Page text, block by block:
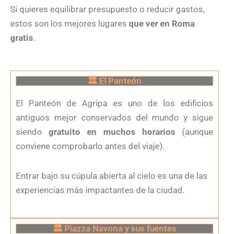
Si quieres equilibrar presupuesto o reducir gastos,
estos son los mejores lugares que ver en Roma
gratis.
🏛 El Panteón
El Panteón de Agripa es uno de los edificios
antiguos mejor conservados del mundo y sigue
siendo gratuito en muchos horarios (aunque
conviene comprobarlo antes del viaje).
Entrar bajo su cúpula abierta al cielo es una de las
experiencias más impactantes de la ciudad.
🏛 Piazza Navona y sus fuentes